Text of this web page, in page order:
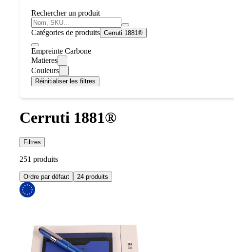
Rechercher un produit
Catégories de produits Cerruti 1881®
Empreinte Carbone
Matieres
Couleurs
Réinitialiser les filtres
Cerruti 1881®
Filtres
251 produits
Ordre par défaut 24 produits